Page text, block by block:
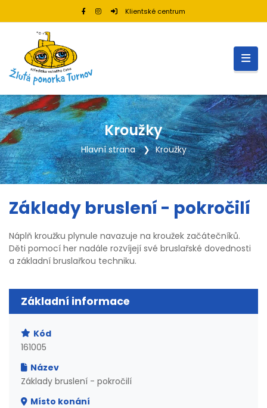
Klientské centrum
Kroužky
Hlavní strana Kroužky
Základy bruslení - pokročilí
Náplň kroužku plynule navazuje na kroužek začátečníků.
Děti pomocí her nadále rozvíjejí své bruslařské dovednosti
a základní bruslařkou techniku.
Základní informace
Kód
161005
Název
Základy bruslení - pokročilí
Místo konání